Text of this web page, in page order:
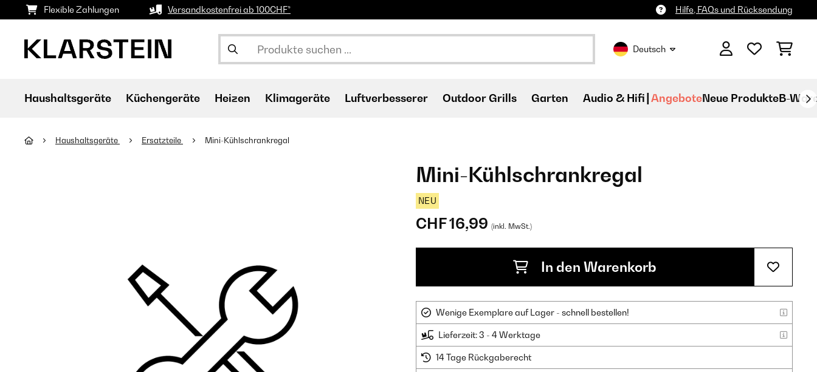
Flexible Zahlungen Versandkostenfrei ab 100CHF* Hilfe, FAQs und Rücksendung
Deutsch
Haushaltsgeräte Küchengeräte Heizen Klimageräte Luftverbesserer Outdoor Grills Garten Audio & Hifi AngeboteNeue ProdukteB-
Haushaltsgeräte Ersatzteile Mini-Kühlschrankregal
Mini-Kühlschrankregal
NEU
CHF 16,99 (inkl. MwSt.)
In den Warenkorb
Wenige Exemplare auf Lager - schnell bestellen!
Lieferzeit: 3 - 4 Werktage
14 Tage Rückgaberecht